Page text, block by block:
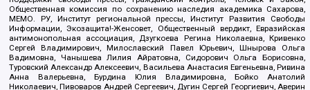
Общественная комиссия по сохранению наследия академика Сахарова,
МЕМО. РУ, Институт региональной прессы, Институт Развития Свободы
Информации, Экозащита!-Женсовет, Общественный вердикт, Евразийская
антимонопольная ассоциация, Дзугкоева Регина Николаевна, Кривенко
Сергей Владимирович, Милославский Павел Юрьевич, Шнырова Ольга
Вадимовна, Чанышева Лилия Айратовна, Сидорович Ольга Борисовна,
Туровский Александр Алексеевич, Васильева Анастасия Евгеньевна, Ривина
Анна Валерьевна, Бурдина Юлия Владимировна, Бойко Анатолий
Николаевич, Пивоваров Андрей Сергеевич, Дугин Сергей Георгиевич, Аверин